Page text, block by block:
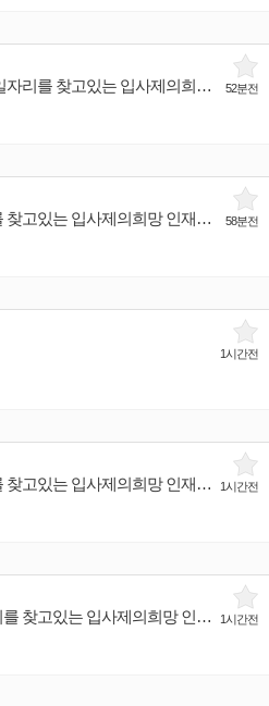
52분전
서울 전체 에서 뷰티/화장품류 일자리를 찾고있는 입사제의희망 인재입니다.
58분전
서울 강남구 에서 명품 일자리를 찾고있는 입사제의희망 인재입니다.
1시간전
1시간전
서울 송파구 에서 의류 일자리를 찾고있는 입사제의희망 인재입니다.
1시간전
경기 남양주시 에서 의류 일자리를 찾고있는 입사제의희망 인재입니다.